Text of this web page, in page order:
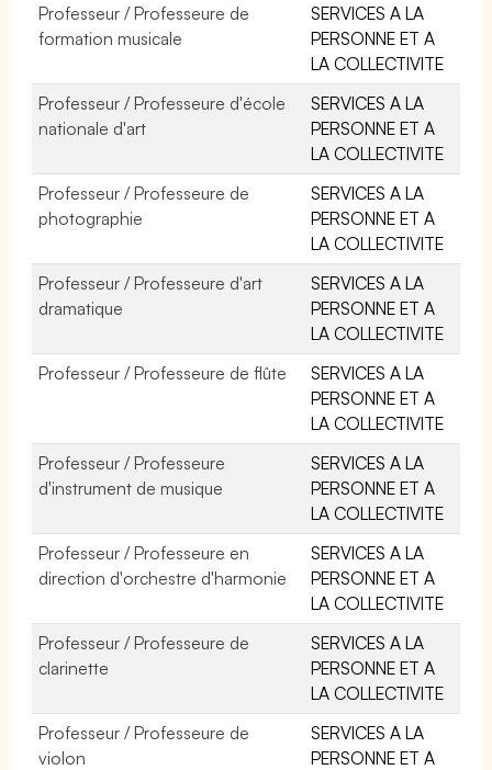
Professeur / Professeure de
formation musicale
SERVICES A LA
PERSONNE ET A
LA COLLECTIVITE
Professeur / Professeure d'école
nationale d'art
SERVICES A LA
PERSONNE ET A
LA COLLECTIVITE
Professeur / Professeure de
photographie
SERVICES A LA
PERSONNE ET A
LA COLLECTIVITE
Professeur / Professeure d'art
dramatique
SERVICES A LA
PERSONNE ET A
LA COLLECTIVITE
Professeur / Professeure de flûte
SERVICES A LA
PERSONNE ET A
LA COLLECTIVITE
Professeur / Professeure
d'instrument de musique
SERVICES A LA
PERSONNE ET A
LA COLLECTIVITE
Professeur / Professeure en
direction d'orchestre d'harmonie
SERVICES A LA
PERSONNE ET A
LA COLLECTIVITE
Professeur / Professeure de
clarinette
SERVICES A LA
PERSONNE ET A
LA COLLECTIVITE
Professeur / Professeure de
violon
SERVICES A LA
PERSONNE ET A